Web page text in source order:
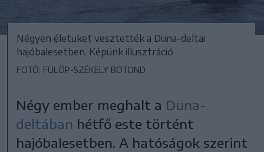
Négyen életüket vesztették a Duna-deltai
hajóbalesetben. Képünk illusztráció
FOTÓ: FÜLÖP-SZÉKELY BOTOND
Négy ember meghalt a Duna-
deltában hétfő este történt
hajóbalesetben. A hatóságok szerint